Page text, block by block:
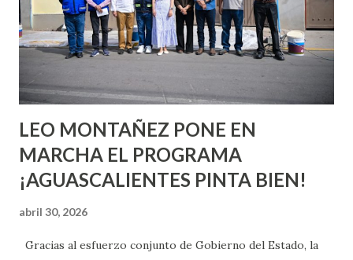
pienses que el sexo será increíble y no puedas esperar para
experimentarlo, pero como cualquier persona con
experiencia te dirá, siempre es mejor cuando ambas partes
son suficientemen...
LEO MONTAÑEZ PONE EN
MARCHA EL PROGRAMA
¡AGUASCALIENTES PINTA BIEN!
abril 30, 2026
Gracias al esfuerzo conjunto de Gobierno del Estado, la